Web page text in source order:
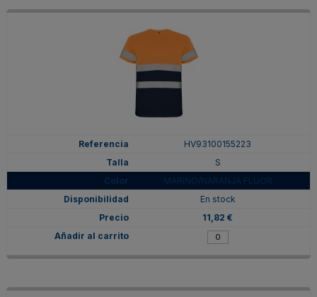
HV93100155223
S
MARINO/NARANJA FLUOR
En stock
11,82 €